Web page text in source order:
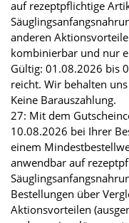
auf rezeptpflichtige
anderen
kombinierbar und nur
Gültig: 01.08.2026 bis
reicht. Wir behalten
Keine Barauszahlung.
27: Mit dem
10.08.2026 bei Ihrer
einem
anwendbar auf
Bestellungen über
Aktionsvorteilen